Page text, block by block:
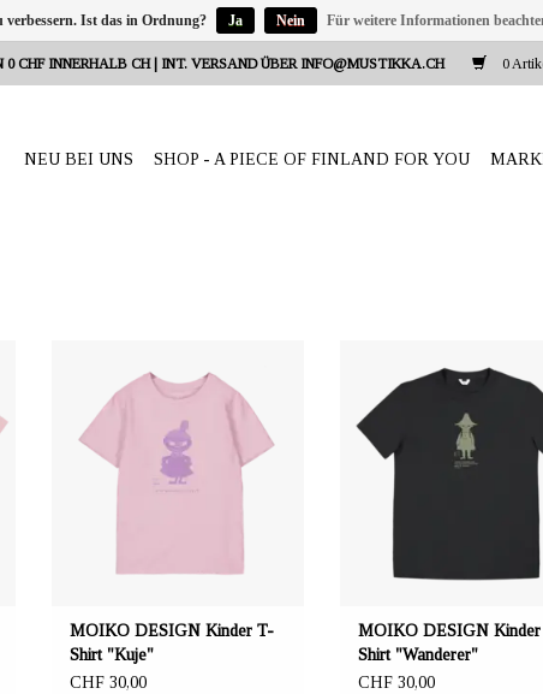
0 CHF INNERHALB CH | INT. VERSAND ÜBER INFO@MUSTIKKA.CH 0
NEU BEI UNS SHOP - A PIECE OF FINLAND FOR YOU
Frauenfeld, Schweiz
Pinkes T-Shirt aus 100% ZERO
WASTE-Material: 60 % aus recycelter
Baumwolle und zu 40 % aus
recyceltem Polyester. Lavendelfarbiger
MOIKO DESIGN Kinder T-
Shirt "Kuje"
CHF 30,00
Frauenfeld, Schweiz
Kinder T-Shirt aus 100%
WASTE-Material: 60 % aus
Baumwolle und zu 40 % aus
recyceltem Polyester. Grössen:
MOIKO DESIGN
Shirt "Wanderer"
CHF 30,00
verbessern. Ist das in Ordnung? Ja Nein Für weitere Informationen